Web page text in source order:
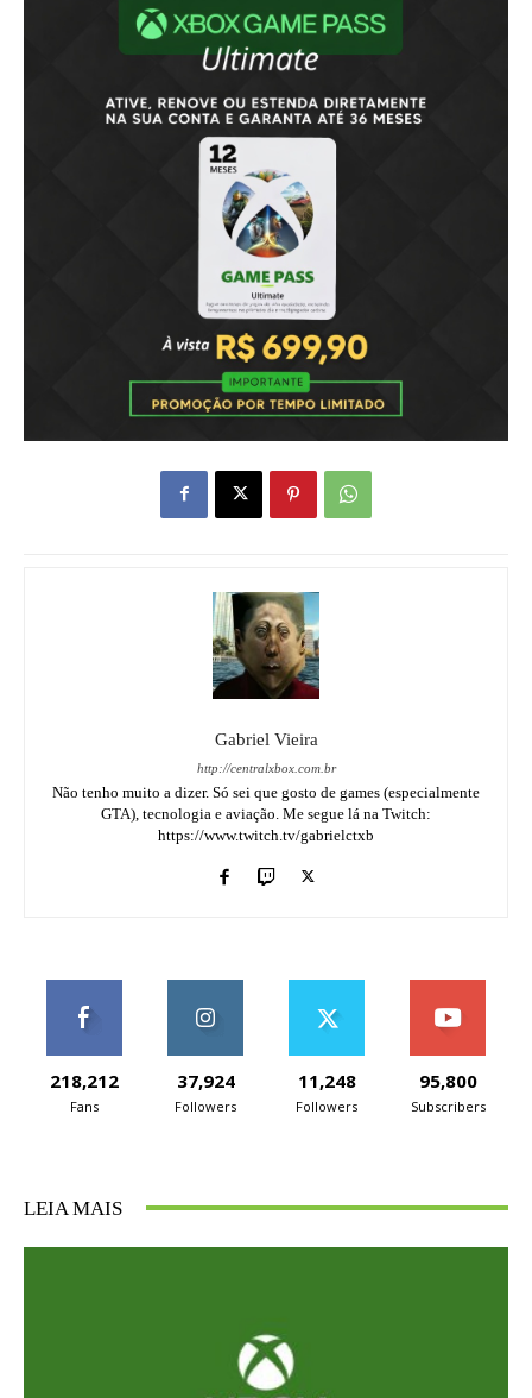
Gabriel Vieira
http://centralxbox.com.br
Não tenho muito a dizer. Só sei que gosto de games (especialmente
GTA), tecnologia e aviação. Me segue lá na Twitch:
https://www.twitch.tv/gabrielctxb
218,212
Fans
37,924
Followers
11,248
Followers
95,800
Subscribers
LEIA MAIS